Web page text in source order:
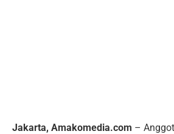
Jakarta, Amakomedia.com –